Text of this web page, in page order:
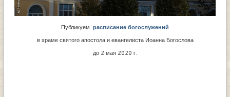
Публикуем расписание богослужений
в храме святого апостола и евангелиста Иоанна Богослова
до 2 мая 2020 г.